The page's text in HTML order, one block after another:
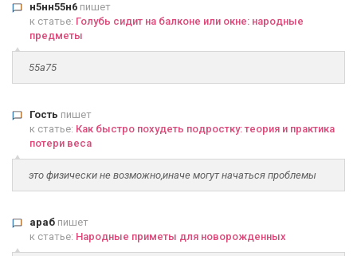
н5нн55н6 пишет
к статье: Голубь сидит на балконе или окне: народные
предметы
55а75
Гость пишет
к статье: Как быстро похудеть подростку: теория и практика
потери веса
это физически не возможно,иначе могут начаться проблемы
араб пишет
к статье: Народные приметы для новорожденных